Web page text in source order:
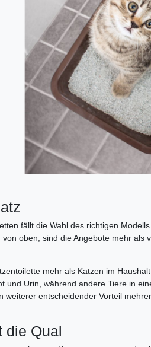
fällt die Wahl des richtigen
oben, sind die Angebote mehr
mehr als Katzen im
und Urin, während andere Tiere in
weiterer entscheidender Vorteil
die Qual